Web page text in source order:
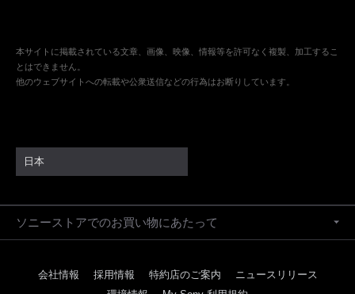
本サイトに掲載されている文章、画像、映像、情報等を許可なく複製、加工するこ
とはできません。
他のウェブサイトへの転載や公衆送信などの行為はお断りしています。
日本
ソニーストアでのお買い物にあたって
会社情報 採用情報 特約店のご案内
ニュースリリース